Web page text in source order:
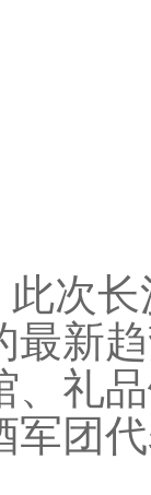
次
最新
、礼
军团